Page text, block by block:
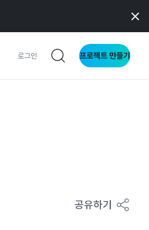
로그인 프로젝트 만들기
공유하기